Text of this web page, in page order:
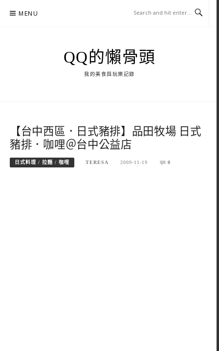
MENU
QQ的懶骨頭
我的美食與玩樂記錄
【台中西區．日式豬排】品田牧場 日式
豬排．咖哩＠台中公益店
日式料理 / 拉麵 / 咖哩 TERESA 2009-11-19 0